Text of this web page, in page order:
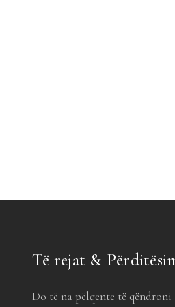
Të rejat &
Do të na pëlqente të qëndroni